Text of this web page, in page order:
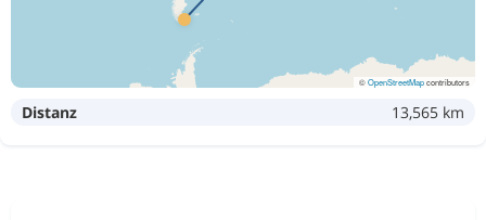
©OpenStreetMapcontributors
Distanz 13,565 km